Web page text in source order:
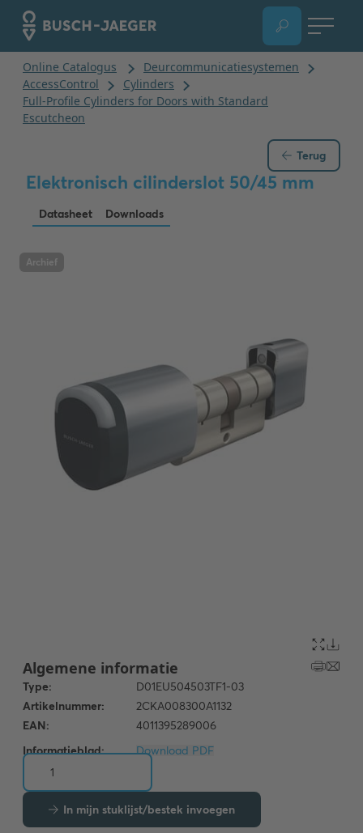
Terug
Elektronisch cilinderslot 50/45 mm
Datasheet Downloads
Archief
Informatieblad: Download PDF
In mijn stuklijst/bestek invoegen